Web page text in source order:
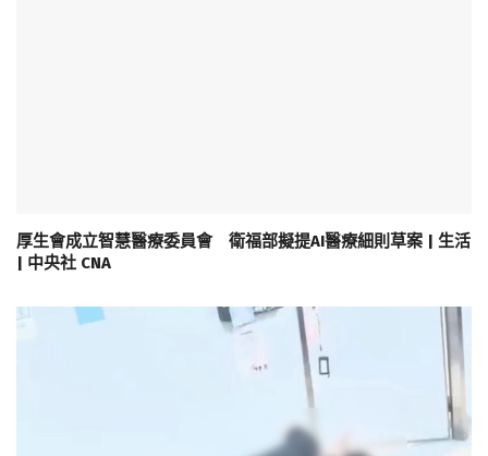
厚生會成立智慧醫療委員會 衛福部擬提AI醫療細則草案 | 生活
| 中央社 CNA